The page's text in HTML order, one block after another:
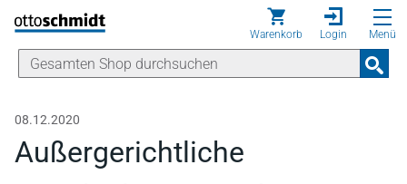
Direkt zum Inhalt
Warenkorb Login Menü
08.12.2020
Außergerichtliche